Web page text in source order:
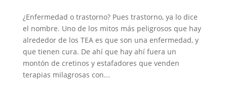
¿Enfermedad o trastorno? Pues trastorno, ya lo dice
el nombre. Uno de los mitos más peligrosos que hay
alrededor de los TEA es que son una enfermedad, y
que tienen cura. De ahí que hay ahí fuera un
montón de cretinos y estafadores que venden
terapias milagrosas con...